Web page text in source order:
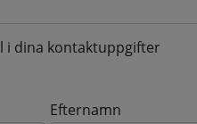
i dina kontaktuppgifter
Efternamn